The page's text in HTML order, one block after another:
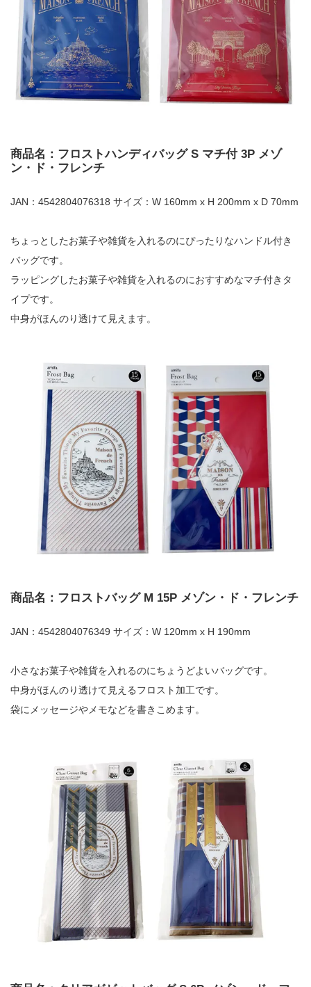
商品名：フロストハンディバッグ S マチ付 3P メゾ
ン・ド・フレンチ
JAN：4542804076318 サイズ：W 160mm x H 200mm x D 70mm
ちょっとしたお菓子や雑貨を入れるのにぴったりなハンドル付き
バッグです。
ラッピングしたお菓子や雑貨を入れるのにおすすめなマチ付きタ
イプです。
中身がほんのり透けて見えます。
商品名：フロストバッグ M 15P メゾン・ド・フレンチ
JAN：4542804076349 サイズ：W 120mm x H 190mm
小さなお菓子や雑貨を入れるのにちょうどよいバッグです。
中身がほんのり透けて見えるフロスト加工です。
袋にメッセージやメモなどを書きこめます。